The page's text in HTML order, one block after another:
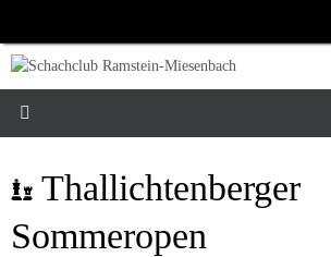
springen
Thallichtenberger
Sommeropen